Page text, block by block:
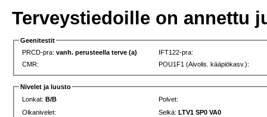
Terveystiedoille on annettu
Geenitestit
PRCD-pra:vanh. perusteella terve (a)
IFT122-pra:
CMR:
POU1F1 (Aivolis. kääpiökasv.):
Nivelet ja luusto
Lonkat:B/B
Polvet:
Olkanivelet:
Selkä:LTV1 SP0 VA0